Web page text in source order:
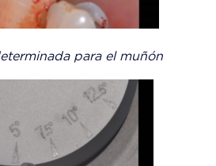
para el muñón